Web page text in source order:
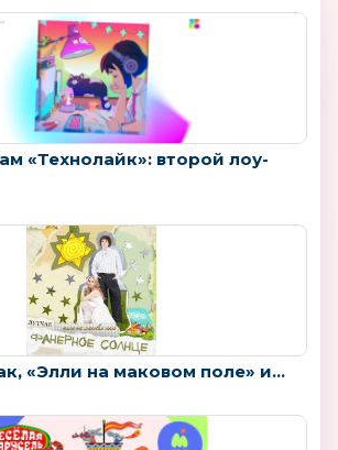
«Технолайк»: второй лоу-
«Элли на маковом поле» и...